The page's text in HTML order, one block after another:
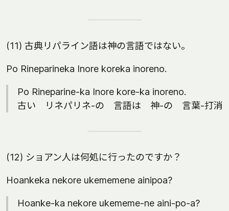
(11) 古典リパライン語は神の言語ではない。
Po Rineparineka Inore koreka inoreno.
Po Rineparine-ka Inore kore-ka inoreno.
古い リネパリネ-の 言語は 神-の 言葉-打消
(12) ショアン人は何処に行ったのですか？
Hoankeka nekore ukememene ainipoa?
Hoanke-ka nekore ukememe-ne aini-po-a?